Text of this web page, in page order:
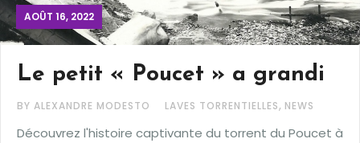
AOÛT 16, 2022
Le petit « Poucet » a grandi
BY ALEXANDRE MODESTO LAVES TORRENTIELLES, NEWS
Découvrez l'histoire captivante du torrent du Poucet à